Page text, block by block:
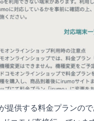
提供する料金プランの